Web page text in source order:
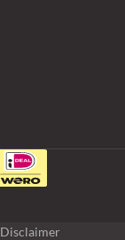
Disclaimer